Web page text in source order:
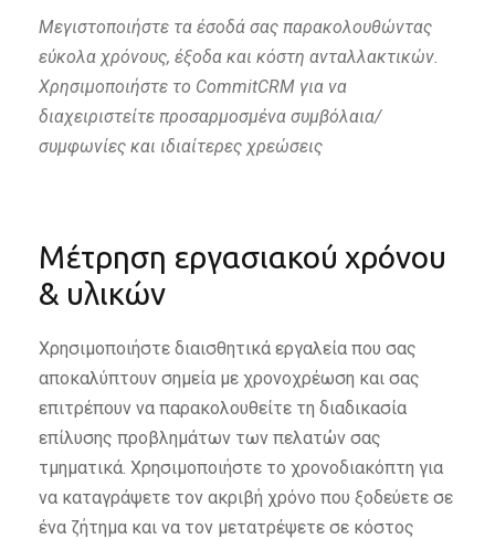
Μεγιστοποιήστε τα έσοδά σας παρακολουθώντας
εύκολα χρόνους, έξοδα και κόστη ανταλλακτικών.
Χρησιμοποιήστε το CommitCRM για να
διαχειριστείτε προσαρμοσμένα συμβόλαια/
συμφωνίες και ιδιαίτερες χρεώσεις
Μέτρηση εργασιακού χρόνου
& υλικών
Χρησιμοποιήστε διαισθητικά εργαλεία που σας
αποκαλύπτουν σημεία με χρονοχρέωση και σας
επιτρέπουν να παρακολουθείτε τη διαδικασία
επίλυσης προβλημάτων των πελατών σας
τμηματικά. Χρησιμοποιήστε το χρονοδιακόπτη για
να καταγράψετε τον ακριβή χρόνο που ξοδεύετε σε
ένα ζήτημα και να τον μετατρέψετε σε κόστος